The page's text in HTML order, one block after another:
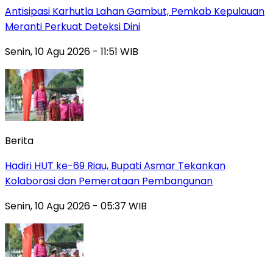
Antisipasi Karhutla Lahan Gambut, Pemkab Kepulauan
Meranti Perkuat Deteksi Dini
Senin, 10 Agu 2026 - 11:51 WIB
Berita
Hadiri HUT ke-69 Riau, Bupati Asmar Tekankan
Kolaborasi dan Pemerataan Pembangunan
Senin, 10 Agu 2026 - 05:37 WIB